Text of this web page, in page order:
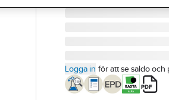
Logga in för att se saldo och